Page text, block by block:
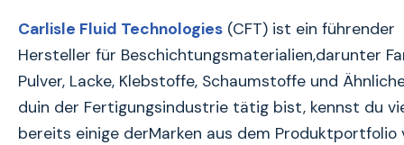
Carlisle Fluid Technologies (CFT) ist ein führender
Hersteller für Beschichtungsmaterialien,darunter
Pulver, Lacke, Klebstoffe, Schaumstoffe und
duin der Fertigungsindustrie tätig bist, kennst du
bereits einige derMarken aus dem Produktportfolio